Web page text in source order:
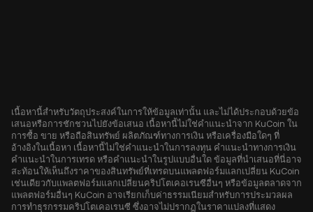
เนื้อหานี้สำหรับวัตถุประสงค์ในการให้ข้อมูลเท่านั้น และไม่ได้ประกอบด้วยข้อ
เสนอหรือการชักชวนไปยังข้อเสนอ เนื้อหานี้ไม่ใช่คำแนะนำจาก KuCoin ใน
การซื้อ ขาย หรือถือสินทรัพย์ ผลิตภัณฑ์ทางการเงิน หรือเครื่องมือใดๆ ที่
อ้างอิงในเนื้อหา เนื้อหานี้ไม่ใช่คำแนะนำในการลงทุน คำแนะนำทางการเงิน
คำแนะนำในการเทรด หรือคำแนะนำในรูปแบบอื่นใด ข้อมูลที่นำเสนอที่นี่อาจ
สะท้อนให้เห็นถึงราคาของสินทรัพย์ที่เทรดบนแพลตฟอร์มแลกเปลี่ยน KuCoin
เช่นเดียวกับแพลตฟอร์มแลกเปลี่ยนคริปโตเคอเรนซีอื่นๆ หรือข้อมูลตลาดจาก
แพลตฟอร์มอื่นๆ KuCoin อาจเรียกเก็บค่าธรรมเนียมสำหรับการประมวลผล
การทำธุรกรรมคริปโตเคอเรนซี ซึ่งอาจไม่ปรากฏในราคาแปลงที่แสดง